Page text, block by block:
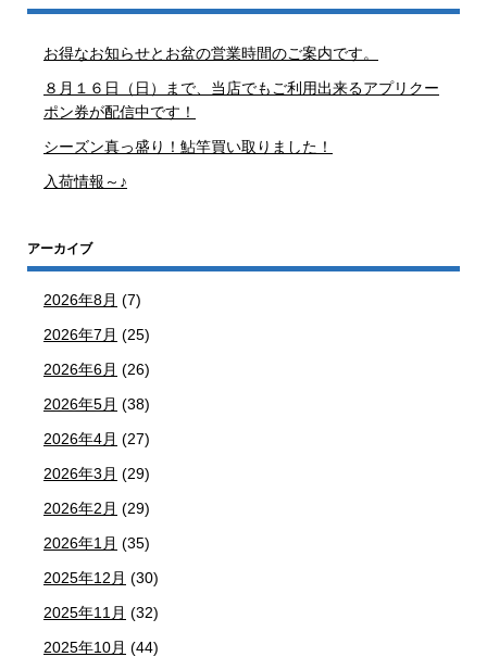
お得なお知らせとお盆の営業時間のご案内です。
８月１６日（日）まで、当店でもご利用出来るアプリクー
ポン券が配信中です！
シーズン真っ盛り！鮎竿買い取りました！
入荷情報～♪
アーカイブ
2026年8月 (7)
2026年7月 (25)
2026年6月 (26)
2026年5月 (38)
2026年4月 (27)
2026年3月 (29)
2026年2月 (29)
2026年1月 (35)
2025年12月 (30)
2025年11月 (32)
2025年10月 (44)